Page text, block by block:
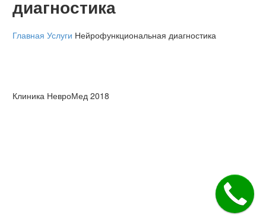
диагностика
Главная Услуги Нейрофункциональная диагностика
Клиника НевроМед 2018